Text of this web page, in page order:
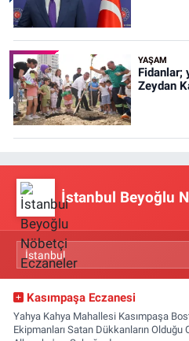
YAŞAM
Fidanlar;
Zeydan
İstanbul Beyoğlu
Kasımpaşa Eczanesi
Yahya Kahya Mahallesi Kasımpaşa
Ekipmanları Satan Dükkanların Olduğu